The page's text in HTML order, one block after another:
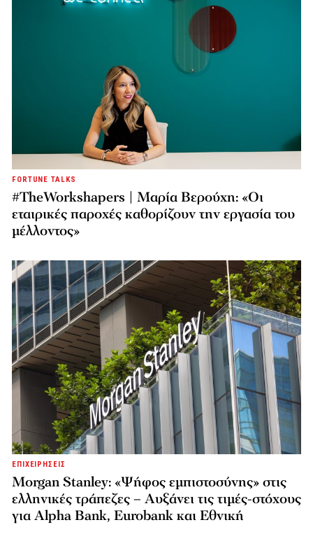
FORTUNE TALKS
#TheWorkshapers | Μαρία Βερούχη: «Οι
εταιρικές παροχές καθορίζουν την εργασία του
μέλλοντος»
ΕΠΙΧΕΙΡΗΣΕΙΣ
Morgan Stanley: «Ψήφος εμπιστοσύνης» στις
ελληνικές τράπεζες – Αυξάνει τις τιμές-στόχους
για Alpha Bank, Eurobank και Εθνική